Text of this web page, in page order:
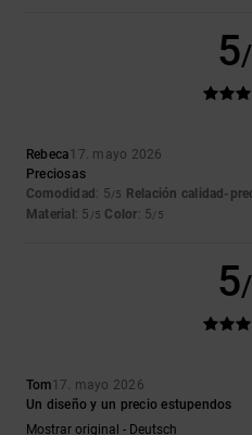
5
Rebeca17. mayo 2026
Preciosas
Comodidad : 5/5 Relación calidad-
Material : 5 /5 Color: 5/5
5
Tom17. mayo 2026
Un diseño y un precio estupendos
Mostrar original - Deutsch